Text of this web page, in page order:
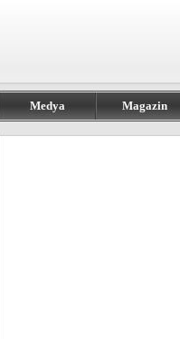
Medya Magazin